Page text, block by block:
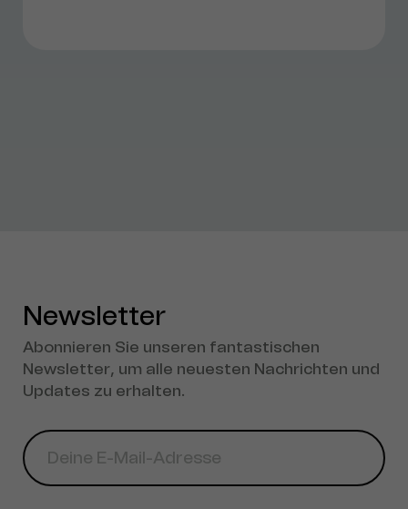
Newsletter
Abonnieren Sie unseren fantastischen
Newsletter, um alle neuesten Nachrichten und
Updates zu erhalten.